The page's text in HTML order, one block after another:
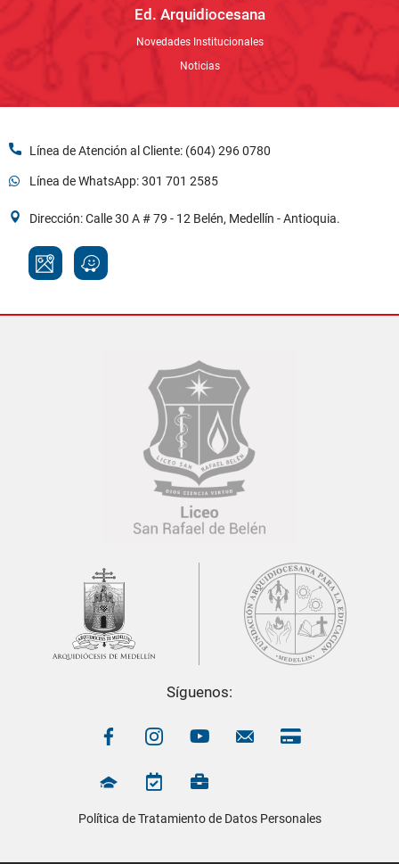
Ed. Arquidiocesana
Novedades Institucionales
Noticias
Línea de Atención al Cliente: (604) 296 0780
Línea de WhatsApp: 301 701 2585
Dirección: Calle 30 A # 79 - 12 Belén, Medellín - Antioquia.
Síguenos:
Política de Tratamiento de Datos Personales